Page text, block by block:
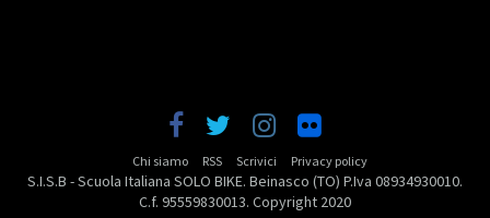
Chi siamo RSS Scrivici Privacy policy
S.I.S.B - Scuola Italiana SOLO BIKE. Beinasco (TO) P.Iva 08934930010.
C.f. 95559830013. Copyright 2020